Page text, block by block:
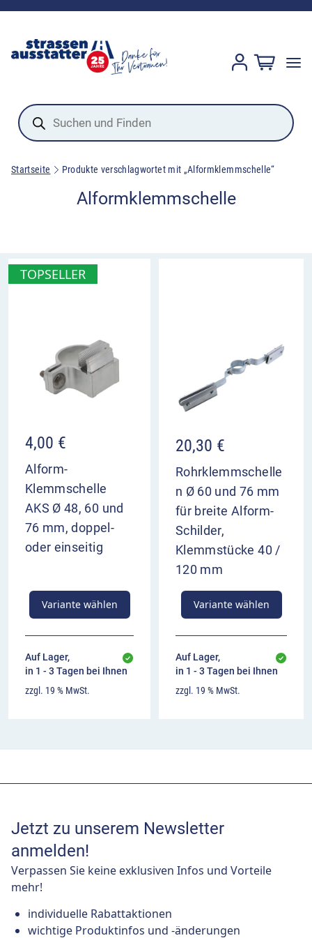
Products
search
Startseite Produkte verschlagwortet mit „Alformklemmschelle“
Alformklemmschelle
TOPSELLER
4,00 €
Alform-
Klemmschelle
AKS Ø 48, 60 und
76 mm, doppel-
oder einseitig
Variante wählen
Auf Lager,
in 1 - 3 Tagen bei Ihnen
zzgl. 19 % MwSt.
20,30 €
Rohrklemmschelle
n Ø 60 und 76 mm
für breite Alform-
Schilder,
Klemmstücke 40 /
120 mm
Variante wählen
Auf Lager,
in 1 - 3 Tagen bei Ihnen
zzgl. 19 % MwSt.
Jetzt zu unserem Newsletter
anmelden!
Verpassen Sie keine exklusiven Infos und Vorteile
mehr!
individuelle Rabattaktionen
wichtige Produktinfos und -änderungen